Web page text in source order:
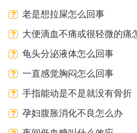
老是想拉屎怎么回事
大便滴血不痛或很轻微的痛
龟头分泌液体怎么回事
一直感觉胸闷怎么回事
手指能动是不是就没有骨折
孕妇腹胀消化不良怎么办